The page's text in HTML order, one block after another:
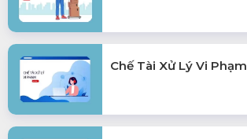
Chế Tài Xử Lý Vi Phạm